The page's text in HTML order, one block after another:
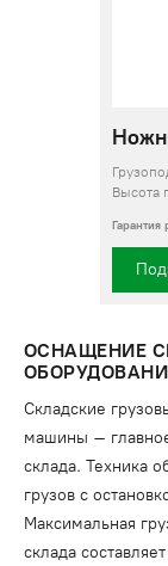
Высота
Гарантия
ОСНАЩЕНИЕ
Складские
машины –
склада. Техника
грузов с
Максимальная
склада